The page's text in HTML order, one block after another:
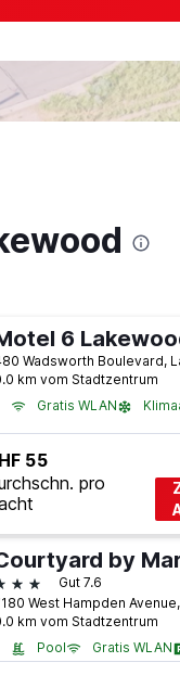
6
km vom Stadtzentrum
Gratis WLAN
55
pro
SterneGut 7.6
km vom Stadtzentrum
Pool
Gratis WLAN